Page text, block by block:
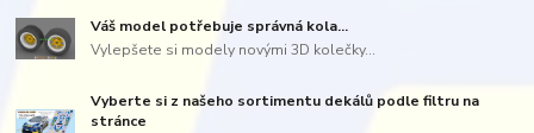
Váš model potřebuje správná kola...
Vylepšete si modely novými 3D kolečky...
Vyberte si z našeho sortimentu dekálů podle filtru na
stránce